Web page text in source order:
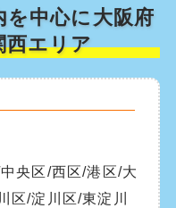
を中心に大阪府
西エリア
央区/西区/港区/大
区/淀川区/東淀川